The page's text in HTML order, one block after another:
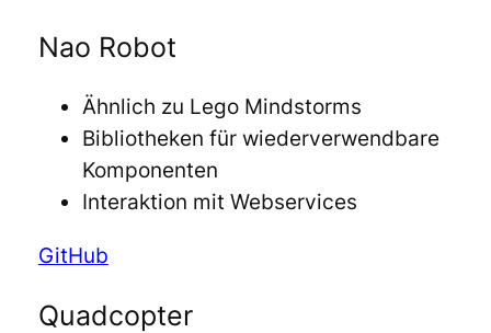
Nao Robot
Ähnlich zu Lego Mindstorms
Bibliotheken für wiederverwendbare
Komponenten
Interaktion mit Webservices
GitHub
Quadcopter